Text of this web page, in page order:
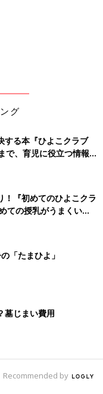
グ
する本『ひよこクラブ
、育児に役立つ情報が
！『初めてのひよこクラ
ての授乳がうまくい
と夏のトラブル 解決テ
「たまひよ」
墓じまい費用
Recommended by